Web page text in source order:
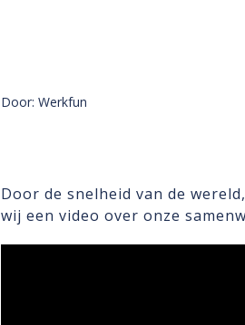
Door: Werkfun
Door de snelheid van de
wij een video over onze